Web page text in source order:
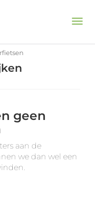
geen
aan de
we dan wel een